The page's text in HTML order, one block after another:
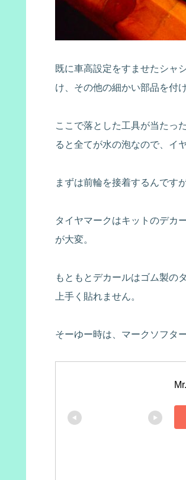
既に車高設定をすませたシャ
け、その他の細かい部品を付
ここで落とした工具が当たっ
ると全てが水の泡なので、イ
まずは前輪を接着するんです
タイヤマークはキットのデカ
が大変。
もともとデカールはゴム製の
上手く貼れません。
そーゆー時は、マークソフタ